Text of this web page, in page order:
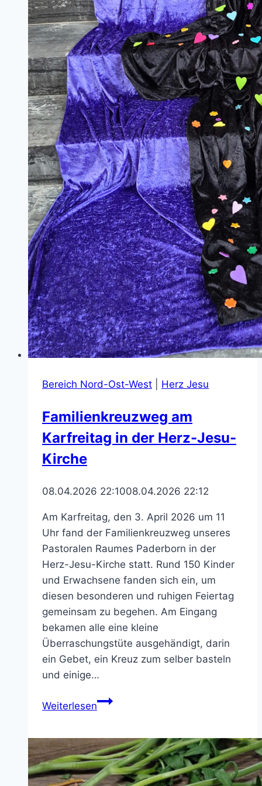
Bereich Nord-Ost-West Herz Jesu
Familienkreuzweg am
Karfreitag in der Herz-Jesu-
Kirche
08.04.2026 22:1008.04.2026 22:12
Am Karfreitag, den 3. April 2026 um 11
Uhr fand der Familienkreuzweg unseres
Pastoralen Raumes Paderborn in der
Herz-Jesu-Kirche statt. Rund 150 Kinder
und Erwachsene fanden sich ein, um
diesen besonderen und ruhigen Feiertag
gemeinsam zu begehen. Am Eingang
bekamen alle eine kleine
Überraschungstüte ausgehändigt, darin
ein Gebet, ein Kreuz zum selber basteln
und einige…
WeiterlesenFamilienkreuzweg
in
der
Herz-